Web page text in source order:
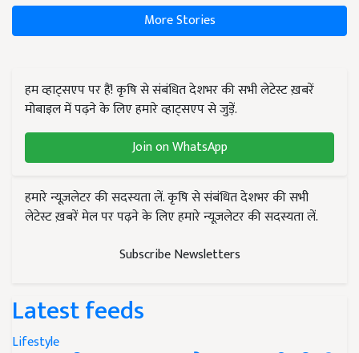
More Stories
हम व्हाट्सएप पर हैं! कृषि से संबंधित देशभर की सभी लेटेस्ट ख़बरें
मोबाइल में पढ़ने के लिए हमारे व्हाट्सएप से जुड़ें.
Join on WhatsApp
हमारे न्यूज़लेटर की सदस्यता लें. कृषि से संबंधित देशभर की सभी
लेटेस्ट ख़बरें मेल पर पढ़ने के लिए हमारे न्यूज़लेटर की सदस्यता लें.
Subscribe Newsletters
Latest feeds
Lifestyle